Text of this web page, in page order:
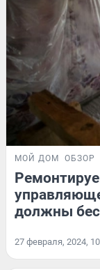
МОЙ ДОМ ОБЗОР
должны
27 февраля, 2024,